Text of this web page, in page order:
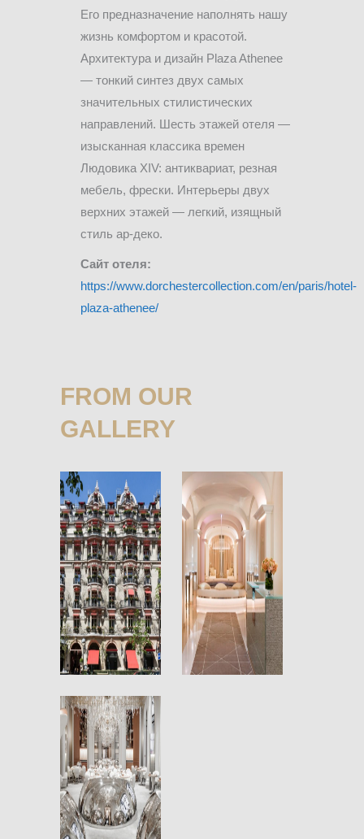
Его предназначение наполнять нашу
жизнь комфортом и красотой.
Архитектура и дизайн Plaza Athenee
— тонкий синтез двух самых
значительных стилистических
направлений. Шесть этажей отеля —
изысканная классика времен
Людовика XIV: антиквариат, резная
мебель, фрески. Интерьеры двух
верхних этажей — легкий, изящный
стиль ар-деко.
Сайт отеля:
https://www.dorchestercollection.com/en/paris/hotel-
plaza-athenee/
FROM OUR
GALLERY